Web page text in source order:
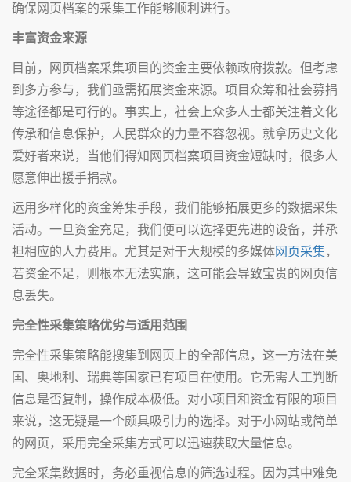
确保网页档案的采集工作能够顺利进行。
丰富资金来源
目前，网页档案采集项目的资金主要依赖政府拨款。但考虑
到多方参与，我们亟需拓展资金来源。项目众筹和社会募捐
等途径都是可行的。事实上，社会上众多人士都关注着文化
传承和信息保护，人民群众的力量不容忽视。就拿历史文化
爱好者来说，当他们得知网页档案项目资金短缺时，很多人
愿意伸出援手捐款。
运用多样化的资金筹集手段，我们能够拓展更多的数据采集
活动。一旦资金充足，我们便可以选择更先进的设备，并承
担相应的人力费用。尤其是对于大规模的多媒体网页采集，
若资金不足，则根本无法实施，这可能会导致宝贵的网页信
息丢失。
完全性采集策略优劣与适用范围
完全性采集策略能搜集到网页上的全部信息，这一方法在美
国、奥地利、瑞典等国家已有项目在使用。它无需人工判断
信息是否复制，操作成本极低。对小项目和资金有限的项目
来说，这无疑是一个颇具吸引力的选择。对于小网站或简单
的网页，采用完全采集方式可以迅速获取大量信息。
完全采集数据时，务必重视信息的筛选过程。因为其中难免